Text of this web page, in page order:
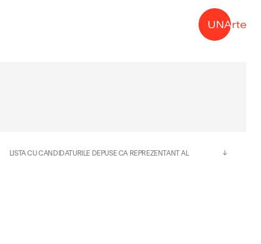
→
LISTA CU CANDIDATURILE DEPUSE CA REPREZENTANT AL